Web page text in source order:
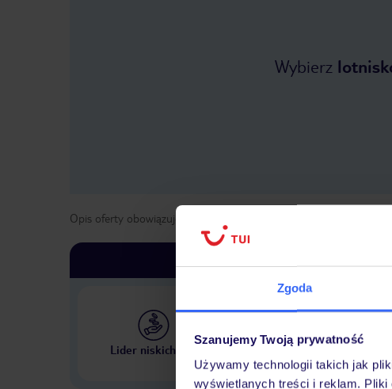
Zgoda
Szanujemy Twoją prywatność
Używamy technologii takich jak
wyświetlanych treści i reklam.
Wybierz
Opis oferty obowiązuje dla wyjazdów w terminie
Lider niskich cen
Największe biuro podróży
w Polsce